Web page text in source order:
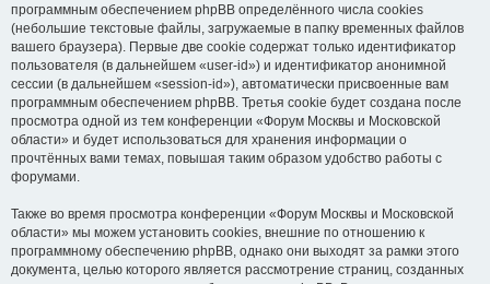
программным обеспечением phpBB определённого числа cookies
(небольшие текстовые файлы, загружаемые в папку временных файлов
вашего браузера). Первые две cookie содержат только идентификатор
пользователя (в дальнейшем «user-id») и идентификатор анонимной
сессии (в дальнейшем «session-id»), автоматически присвоенные вам
программным обеспечением phpBB. Третья cookie будет создана после
просмотра одной из тем конференции «Форум Москвы и Московской
области» и будет использоваться для хранения информации о
прочтённых вами темах, повышая таким образом удобство работы с
форумами.
Также во время просмотра конференции «Форум Москвы и Московской
области» мы можем установить cookies, внешние по отношению к
программному обеспечению phpBB, однако они выходят за рамки этого
документа, целью которого является рассмотрение страниц, созданных